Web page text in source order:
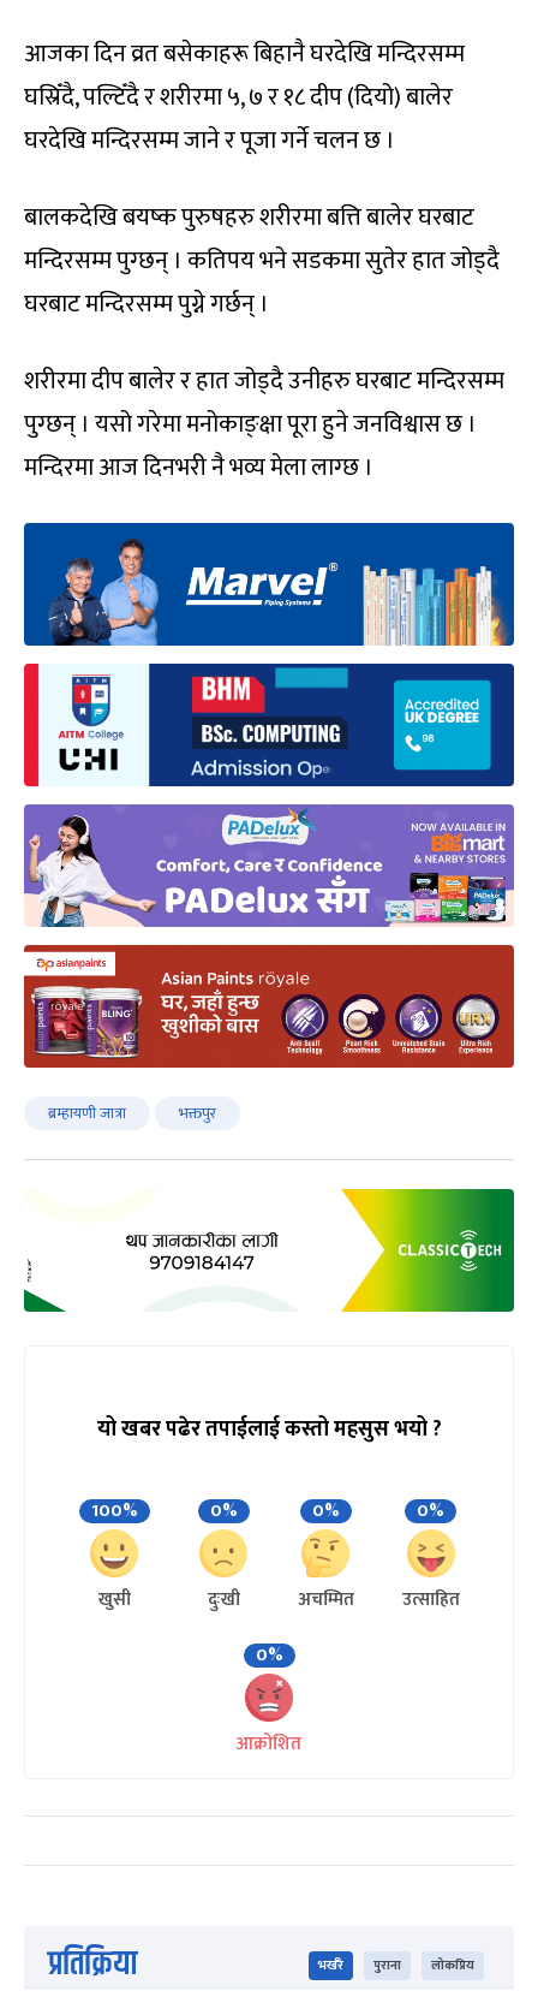
आजका दिन व्रत बसेकाहरू बिहानै घरदेखि मन्दिरसम्म
घस्रिँदै, पल्टिँदै र शरीरमा ५, ७ र १८ दीप (दियो) बालेर
घरदेखि मन्दिरसम्म जाने र पूजा गर्ने चलन छ ।
बालकदेखि बयष्क पुरुषहरु शरीरमा बत्ति बालेर घरबाट
मन्दिरसम्म पुग्छन् । कतिपय भने सडकमा सुतेर हात जोड्दै
घरबाट मन्दिरसम्म पुग्ने गर्छन् ।
शरीरमा दीप बालेर र हात जोड्दै उनीहरु घरबाट मन्दिरसम्म
पुग्छन् । यसो गरेमा मनोकाङ्क्षा पूरा हुने जनविश्वास छ ।
मन्दिरमा आज दिनभरी नै भव्य मेला लाग्छ ।
ब्रम्हायणी जात्रा भक्तपुर
यो खबर पढेर तपाईलाई कस्तो महसुस भयो ?
100%
खुसी
0%
दुःखी
0%
अचम्मित
0%
उत्साहित
0%
आक्रोशित
प्रतिक्रिया भर्खरै पुराना लोकप्रिय